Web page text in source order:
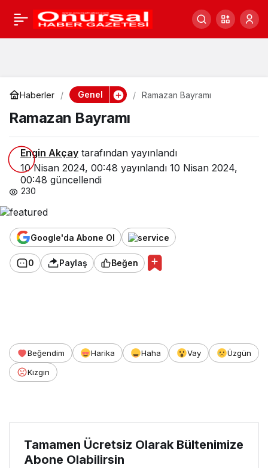
Haberler Genel Ramazan Bayramı
Ramazan Bayramı
Engin Akçay tarafından yayınlandı
10 Nisan 2024, 00:48 yayınlandı 10 Nisan 2024,
00:48 güncellendi
230
Google'da Abone Ol
0 Paylaş Beğen
Beğendim Harika Haha Vay
Üzgün
Kızgın
Ramazan Bayramı 0
Tamamen Ücretsiz Olarak Bültenimize
Abone Olabilirsin